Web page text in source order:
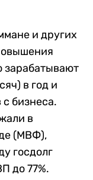
и других
зарабатывают
в год и
бизнеса.
в
(МВФ),
госдолг
до 77%.